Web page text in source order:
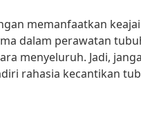
memanfaatkan
dalam perawatan
menyeluruh. Jadi,
rahasia kecantikan